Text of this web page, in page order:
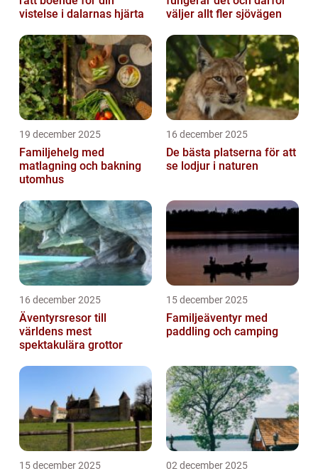
vistelse i dalarnas hjärta
väljer allt fler sjövägen
19 december 2025
Familjehelg med
matlagning och bakning
utomhus
16 december 2025
De bästa platserna för att
se lodjur i naturen
16 december 2025
Äventyrsresor till
världens mest
spektakulära grottor
15 december 2025
Familjeäventyr med
paddling och camping
15 december 2025 02 december 2025